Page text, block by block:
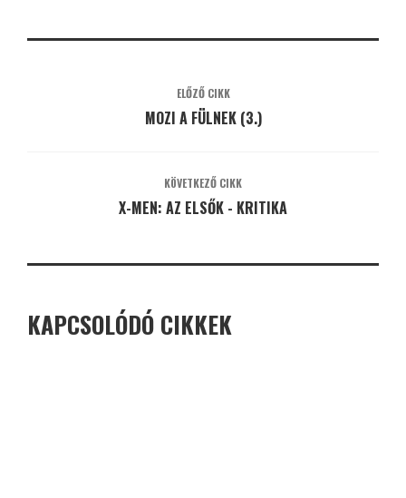
ELŐZŐ CIKK
MOZI A FÜLNEK (3.)
KÖVETKEZŐ CIKK
X-MEN: AZ ELSŐK - KRITIKA
KAPCSOLÓDÓ CIKKEK